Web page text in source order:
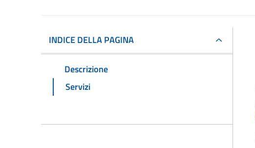
INDICE DELLA PAGINA
Descrizione
Servizi